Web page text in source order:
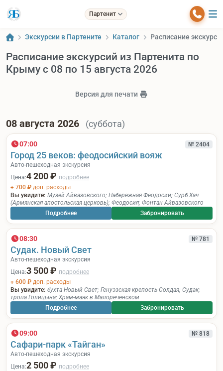
Партенит
Экскурсии в Партените Каталог Расписание
Расписание экскурсий из Партенита по
Крыму c 08 по 15 августа 2026
Версия для печати
08 августа 2026 (суббота)
07:00 № 2404
Город 25 веков: феодосийский вояж
Авто-пешеходная экскурсия
Цена:4 200 ₽ подробнее
+ 700 ₽ доп. расходы
Вы увидите: Музей Айвазовского; Набережная Феодосии; Сурб Хач
(Армянская апостольская церковь); Феодосия; Фонтан Айвазовского
Подробнее
Забронировать
08:30 № 781
Судак. Новый Свет
Авто-пешеходная экскурсия
Цена:3 500 ₽ подробнее
+ 600 ₽ доп. расходы
Вы увидите: бухта Новый Свет; Генуэзская крепость Солдая; Судак;
тропа Голицына; Храм-маяк в Малореченском
Подробнее
Забронировать
09:00 № 818
Сафари-парк «Тайган»
Авто-пешеходная экскурсия
Цена:2 500 ₽ подробнее